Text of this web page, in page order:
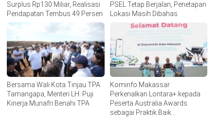
Surplus Rp130 Miliar, Realisasi
Pendapatan Tembus 49 Persen
PSEL Tetap Berjalan, Penetapan
Lokasi Masih Dibahas
Bersama Wali Kota Tinjau TPA
Tamangapa, Menteri LH: Puji
Kinerja Munafri Benahi TPA
Kominfo Makassar
Perkenalkan Lontara+ kepada
Peserta Australia Awards
sebagai Praktik Baik